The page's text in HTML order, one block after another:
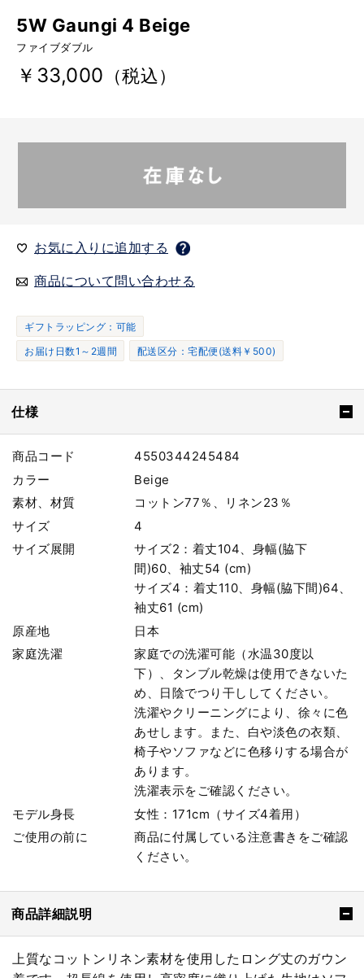
5W Gaungi 4 Beige
ファイブダブル
￥33,000 （税込）
お気に入りに追加する
商品について問い合わせる
ギフトラッピング：可能
お届け日数1～2週間
配送区分：宅配便(送料￥500)
仕様
商品コード
4550344245484
カラー
Beige
素材、材質
コットン77％、リネン23％
サイズ
4
サイズ展開
サイズ2：着丈104、身幅(脇下
間)60、袖丈54 (cm)
サイズ4：着丈110、身幅(脇下間)64、
袖丈61 (cm)
原産地
日本
家庭洗濯
家庭での洗濯可能（水温30度以
下）、タンブル乾燥は使用できないた
め、日陰でつり干ししてください。
洗濯やクリーニングにより、徐々に色
あせします。また、白や淡色の衣類、
椅子やソファなどに色移りする場合が
あります。
洗濯表示をご確認ください。
モデル身長
女性：171cm（サイズ4着用）
ご使用の前に
商品に付属している注意書きをご確認
ください。
商品詳細説明
上質なコットンリネン素材を使用したロング丈のガウン